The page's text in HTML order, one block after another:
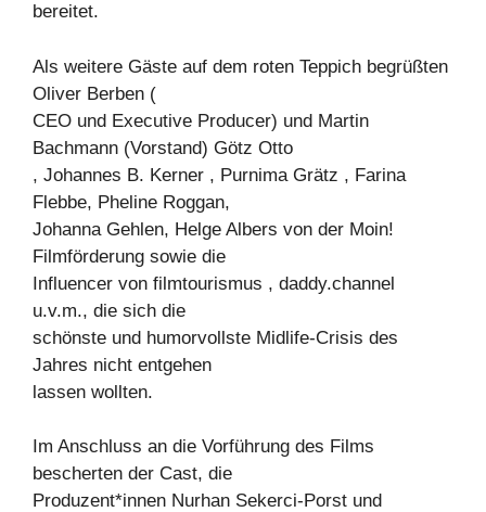
bereitet.
Als weitere Gäste auf dem roten Teppich begrüßten
Oliver Berben (
CEO und Executive Producer) und Martin
Bachmann (Vorstand) Götz Otto
, Johannes B. Kerner , Purnima Grätz , Farina
Flebbe, Pheline Roggan,
Johanna Gehlen, Helge Albers von der Moin!
Filmförderung sowie die
Influencer von filmtourismus , daddy.channel
u.v.m., die sich die
schönste und humorvollste Midlife-Crisis des
Jahres nicht entgehen
lassen wollten.
Im Anschluss an die Vorführung des Films
bescherten der Cast, die
Produzent*innen Nurhan Sekerci-Porst und